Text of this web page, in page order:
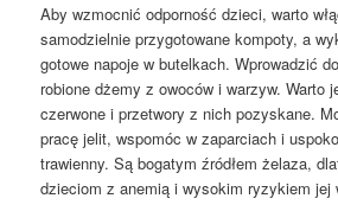
Aby wzmocnić odporność dzieci, warto
samodzielnie przygotowane kompoty, a
gotowe napoje w butelkach. Wprowadzić
robione dżemy z owoców i warzyw. Warto
czerwone i przetwory z nich pozyskane.
pracę jelit, wspomóc w zaparciach i
trawienny. Są bogatym źródłem żelaza,
dzieciom z anemią i wysokim ryzykiem jej